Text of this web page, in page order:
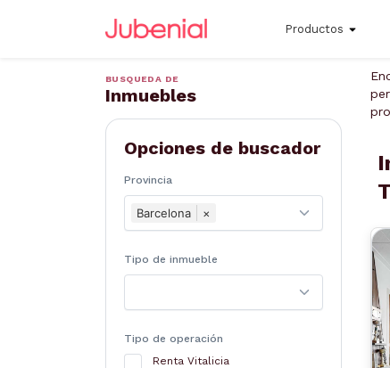
Productos
BUSQUEDA DE
Inmuebles
Opciones de buscador
Provincia
Barcelona ×
Tipo de inmueble
Tipo de operación
Renta Vitalicia